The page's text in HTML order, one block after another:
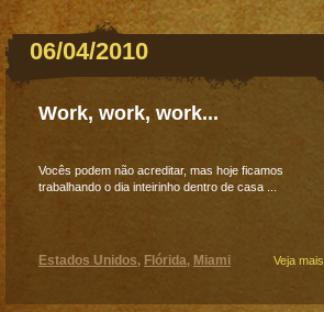
06/04/2010
Work, work, work...
Vocês podem não acreditar, mas hoje ficamos
trabalhando o dia inteirinho dentro de casa ...
Veja mais
Estados Unidos, Flórida, Miami